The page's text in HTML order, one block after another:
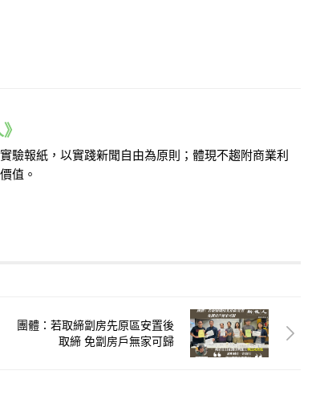
驗報紙，以實踐新聞自由為原則；體現不趨附商業利
值。
團體：若取締劏房先原區安置後
取締 免劏房戶無家可歸